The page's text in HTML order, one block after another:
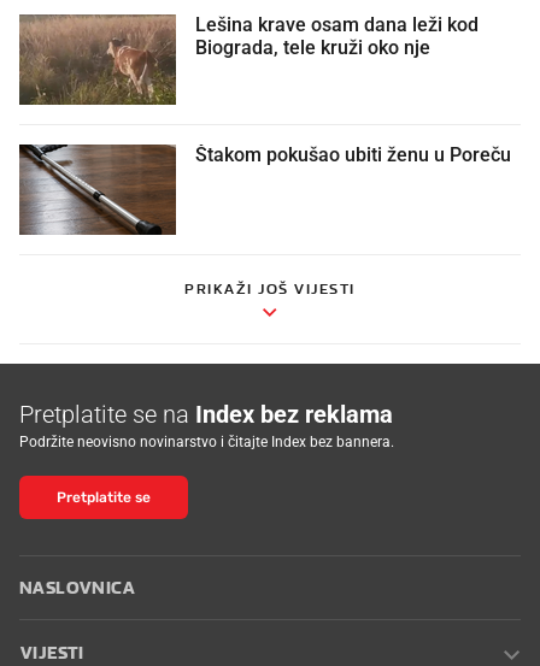
Lešina krave osam dana leži kod
Biograda, tele kruži oko nje
Štakom pokušao ubiti ženu u Poreču
PRIKAŽI JOŠ VIJESTI
Pretplatite se na Index bez reklama
Podržite neovisno novinarstvo i čitajte Index bez bannera.
Pretplatite se
NASLOVNICA
VIJESTI